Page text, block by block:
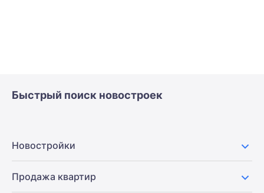
Быстрый поиск новостроек
Новостройки
Продажа квартир